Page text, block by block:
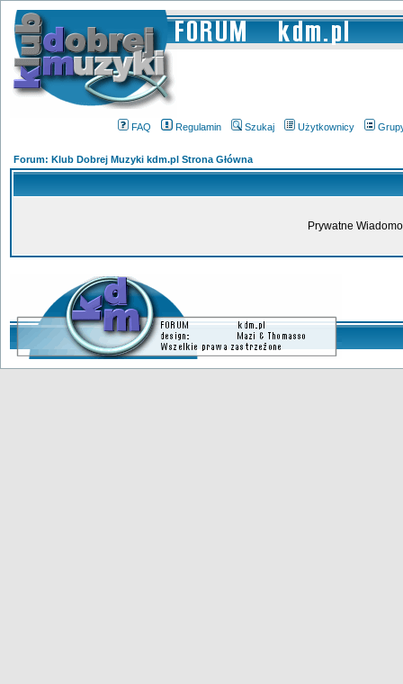
FAQ Regulamin Szukaj Użytkownicy
Forum: Klub Dobrej Muzyki kdm.pl Strona Główna
Prywatne